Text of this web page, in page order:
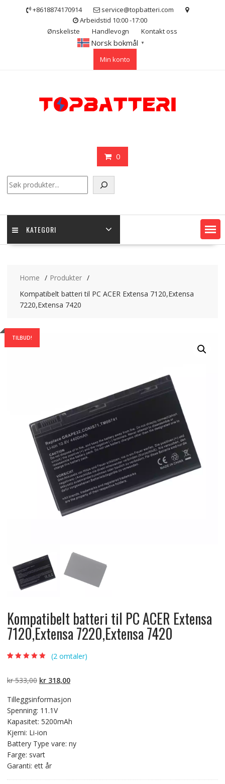
+8618874170914
service@topbatteri.com
Arbeidstid 10:00 -17:00
Ønskeliste
Handlevogn Kontakt oss
Norsk bokmål ▼
Min konto
0
KATEGORI
Home
Produkter
Kompatibelt batteri til PC ACER Extensa 7120,Extensa
7220,Extensa 7420
TILBUD!
Kompatibelt batteri til PC ACER Extensa
7120,Extensa 7220,Extensa 7420
kundevurderinger
(2omtaler)
kr533,00 Opprinnelig
var:
kr 533,00.
kr318,00Nåværende
er:
Tilleggsinformasjon
Spenning: 11.1V
Kapasitet: 5200mAh
Kjemi: Li-ion
Battery Type vare: ny
Farge: svart
Garanti: ett år